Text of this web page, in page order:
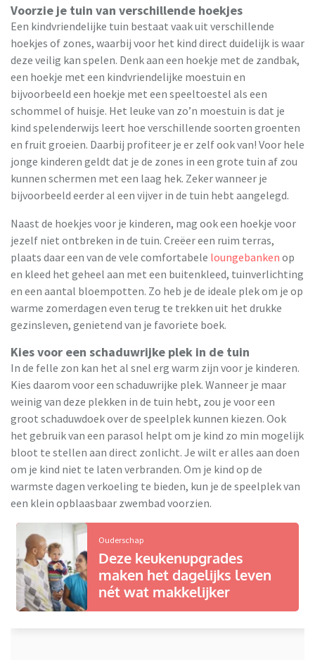
Voorzie je tuin van verschillende hoekjes
Een kindvriendelijke tuin bestaat vaak uit verschillende
hoekjes of zones, waarbij voor het kind direct duidelijk is waar
deze veilig kan spelen. Denk aan een hoekje met de zandbak,
een hoekje met een kindvriendelijke moestuin en
bijvoorbeeld een hoekje met een speeltoestel als een
schommel of huisje. Het leuke van zo’n moestuin is dat je
kind spelenderwijs leert hoe verschillende soorten groenten
en fruit groeien. Daarbij profiteer je er zelf ook van! Voor hele
jonge kinderen geldt dat je de zones in een grote tuin af zou
kunnen schermen met een laag hek. Zeker wanneer je
bijvoorbeeld eerder al een vijver in de tuin hebt aangelegd.
Naast de hoekjes voor je kinderen, mag ook een hoekje voor
jezelf niet ontbreken in de tuin. Creëer een ruim terras,
plaats daar een van de vele comfortabele loungebanken op
en kleed het geheel aan met een buitenkleed, tuinverlichting
en een aantal bloempotten. Zo heb je de ideale plek om je op
warme zomerdagen even terug te trekken uit het drukke
gezinsleven, genietend van je favoriete boek.
Kies voor een schaduwrijke plek in de tuin
In de felle zon kan het al snel erg warm zijn voor je kinderen.
Kies daarom voor een schaduwrijke plek. Wanneer je maar
weinig van deze plekken in de tuin hebt, zou je voor een
groot schaduwdoek over de speelplek kunnen kiezen. Ook
het gebruik van een parasol helpt om je kind zo min mogelijk
bloot te stellen aan direct zonlicht. Je wilt er alles aan doen
om je kind niet te laten verbranden. Om je kind op de
warmste dagen verkoeling te bieden, kun je de speelplek van
een klein opblaasbaar zwembad voorzien.
Ouderschap
Deze keukenupgrades
maken het dagelijks leven
nét wat makkelijker